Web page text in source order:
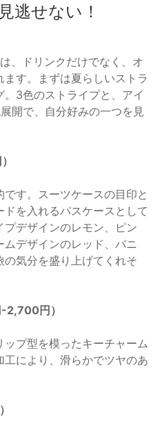
逃せない！
、ドリンクだけでなく、オ
す。まずは夏らしいストラ
3色のストライプと、アイ
開で、自分好みの一つを見
す。スーツケースの目印と
を入れるパスケースとして
プデザインのレモン、ピン
デザインのレッド、バニ
気分を盛り上げてくれそ
2,700円）
プ型を模ったキーチャーム
により、滑らかでツヤのあ